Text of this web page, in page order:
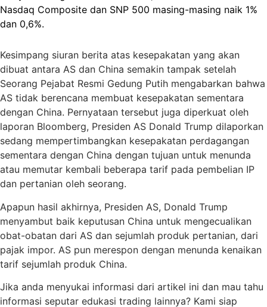
Nasdaq Composite dan SNP 500 masing-masing naik 1%
dan 0,6%.
Kesimpang siuran berita atas kesepakatan yang akan
dibuat antara AS dan China semakin tampak setelah
Seorang Pejabat Resmi Gedung Putih mengabarkan bahwa
AS tidak berencana membuat kesepakatan sementara
dengan China. Pernyataan tersebut juga diperkuat oleh
laporan Bloomberg, Presiden AS Donald Trump dilaporkan
sedang mempertimbangkan kesepakatan perdagangan
sementara dengan China dengan tujuan untuk menunda
atau memutar kembali beberapa tarif pada pembelian IP
dan pertanian oleh seorang.
Apapun hasil akhirnya, Presiden AS, Donald Trump
menyambut baik keputusan China untuk mengecualikan
obat-obatan dari AS dan sejumlah produk pertanian, dari
pajak impor. AS pun merespon dengan menunda kenaikan
tarif sejumlah produk China.
Jika anda menyukai informasi dari artikel ini dan mau tahu
informasi seputar edukasi trading lainnya? Kami siap